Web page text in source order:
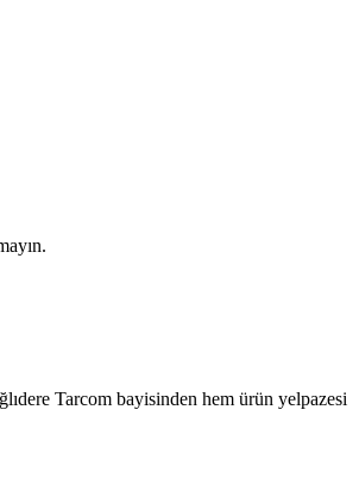
Tarcom bayisinden hem ürün yelpazesi